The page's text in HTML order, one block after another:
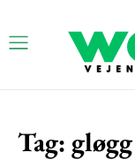
Tag: gløgg